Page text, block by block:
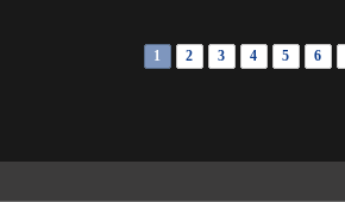
1 2 3 4 5 6